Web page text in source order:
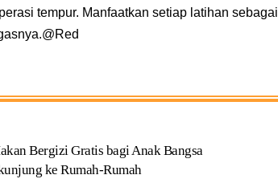
tempur. Manfaatkan setiap latihan sebagai
Bergizi Gratis bagi Anak Bangsa
ke Rumah-Rumah